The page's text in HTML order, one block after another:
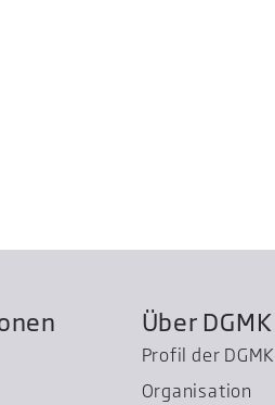
Über DGMK
Profil der DGMK
Organisation